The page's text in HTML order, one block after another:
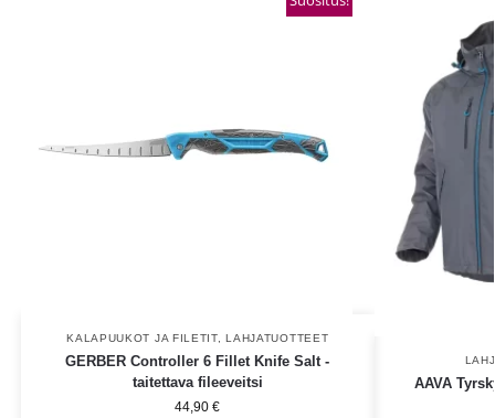
KALAPUUKOT JA FILETIT,LAHJATUOTTEET
GERBER Controller 6 Fillet Knife Salt -
taitettava fileeveitsi
44,90€
AAVA